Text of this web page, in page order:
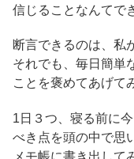
信じることなんてで
断言できるのは、私
それでも、毎日簡単
ことを褒めてあげて
1日３つ、寝る前に
べき点を頭の中で思